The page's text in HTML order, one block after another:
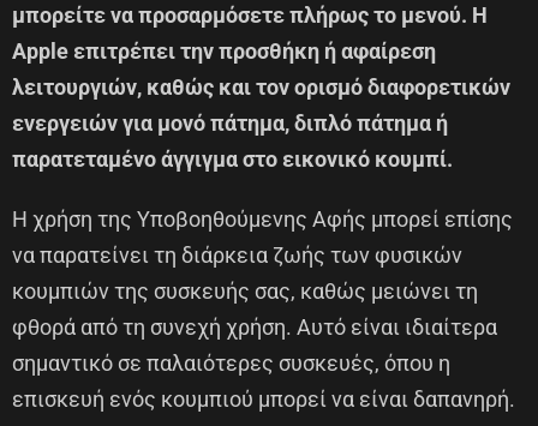
μπορείτε να προσαρμόσετε πλήρως το μενού. Η
Apple επιτρέπει την προσθήκη ή αφαίρεση
λειτουργιών, καθώς και τον ορισμό διαφορετικών
ενεργειών για μονό πάτημα, διπλό πάτημα ή
παρατεταμένο άγγιγμα στο εικονικό κουμπί.
Η χρήση της Υποβοηθούμενης Αφής μπορεί επίσης
να παρατείνει τη διάρκεια ζωής των φυσικών
κουμπιών της συσκευής σας, καθώς μειώνει τη
φθορά από τη συνεχή χρήση. Αυτό είναι ιδιαίτερα
σημαντικό σε παλαιότερες συσκευές, όπου η
επισκευή ενός κουμπιού μπορεί να είναι δαπανηρή.